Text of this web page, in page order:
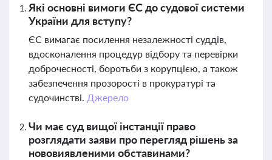
Які основні вимоги ЄС до судової системи
України для вступу?
ЄС вимагає посилення незалежності суддів,
вдосконалення процедур відбору та перевірки
доброчесності, боротьби з корупцією, а також
забезпечення прозорості в прокуратурі та
судочинстві. Джерело
Чи має суд вищої інстанції право
розглядати заяви про перегляд рішень за
нововиявленими обставинами?